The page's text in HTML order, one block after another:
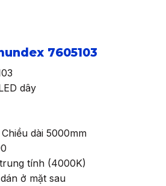
7605103
dây
dài 5000mm
tính (4000K)
ở mặt sau